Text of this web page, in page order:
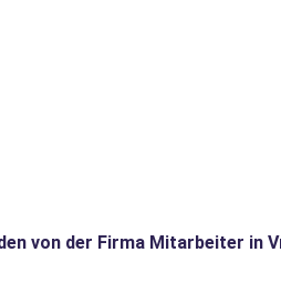
von der Firma Mitarbeiter in